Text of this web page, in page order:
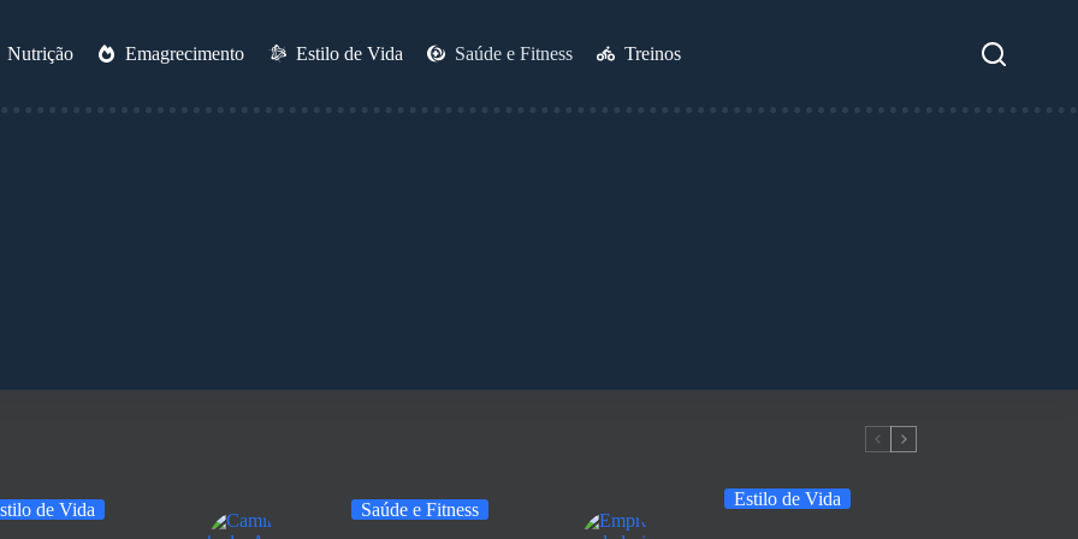
Nutrição Emagrecimento Estilo de Vida Saúde e Fitness Treinos
de Vida Saúde e Fitness
Estilo de Vida